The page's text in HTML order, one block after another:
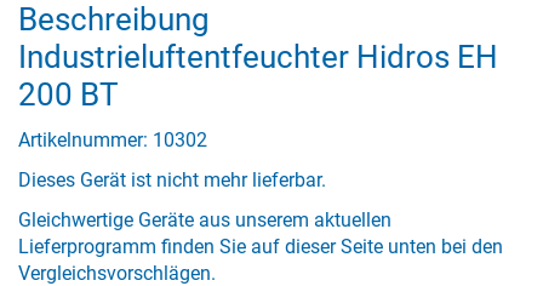
Beschreibung
Industrieluftentfeuchter Hidros EH
200 BT
Artikelnummer: 10302
Dieses Gerät ist nicht mehr lieferbar.
Gleichwertige Geräte aus unserem aktuellen
Lieferprogramm finden Sie auf dieser Seite unten bei den
Vergleichsvorschlägen.